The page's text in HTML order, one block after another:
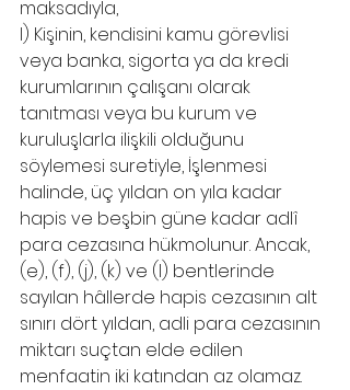
maksadıyla,
l) Kişinin, kendisini kamu görevlisi
veya banka, sigorta ya da kredi
kurumlarının çalışanı olarak
tanıtması veya bu kurum ve
kuruluşlarla ilişkili olduğunu
söylemesi suretiyle, İşlenmesi
halinde, üç yıldan on yıla kadar
hapis ve beşbin güne kadar adlî
para cezasına hükmolunur. Ancak,
(e), (f), (j), (k) ve (l) bentlerinde
sayılan hâllerde hapis cezasının alt
sınırı dört yıldan, adli para cezasının
miktarı suçtan elde edilen
menfaatin iki katından az olamaz.